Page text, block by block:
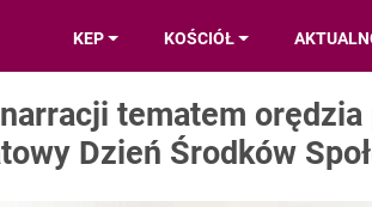
KEP KOŚCIÓŁ
tematem
Dzień Środków